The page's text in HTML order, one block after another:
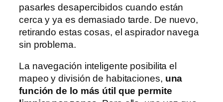
pasarles desapercibidos cuando están
cerca y ya es demasiado tarde. De nuevo,
retirando estas cosas, el aspirador navega
sin problema.
La navegación inteligente posibilita el
mapeo y división de habitaciones, una
función de lo más útil que permite